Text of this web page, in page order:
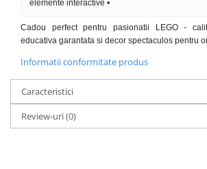
elemente interactive •
Cadou perfect pentru pasionatii LEGO -
educativa garantata si decor spectaculos pentru
Informatii conformitate produs
Caracteristici
Review-uri(0)